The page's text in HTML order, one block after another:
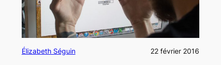
Élizabeth Séguin 22 février 2016